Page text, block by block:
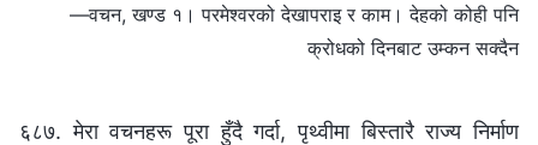
—वचन, खण्ड १। परमेश्‍वरको देखापराइ र काम। देहको कोही पनि
क्रोधको दिनबाट उम्कन सक्दैन
६८७. मेरा वचनहरू पूरा हुँदै गर्दा, पृथ्वीमा बिस्तारै राज्य निर्माण